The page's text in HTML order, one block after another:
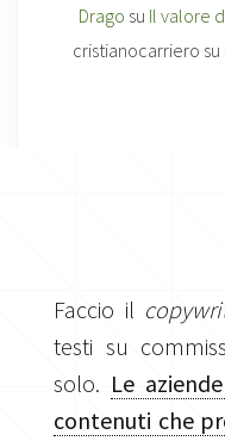
Drago su Il valore
cristianocarriero su
Faccio il
testi su
solo. Le
contenuti che